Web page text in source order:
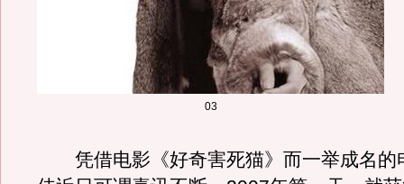
03
凭借电影《好奇害死猫》而一举成名的